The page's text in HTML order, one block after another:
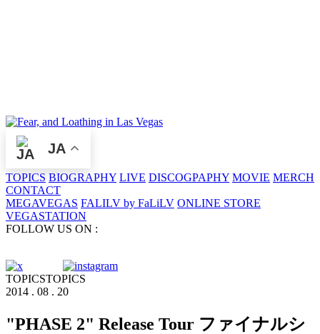
JA
TOPICS BIOGRAPHY LIVE DISCOGPAPHY MOVIE MERCH
CONTACT
MEGAVEGAS FALILV by FaLiLV ONLINE STORE
VEGASTATION
FOLLOW US ON :
TOPICSTOPICS
2014 . 08 . 20
"PHASE 2" Release Tour ファイナルシ